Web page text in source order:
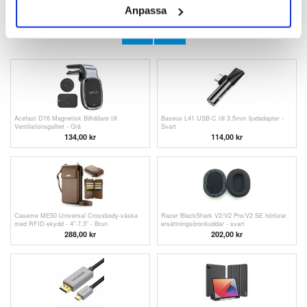
Anpassa
ANDRA KUNDER HAR OCKSÅ KÖPT
surfplatta - 10" - Röd
227,00 kr
MagSafe-kompatibelt - Klar
132,00kr
Acefast D16 Magnetisk Bilhållare till
Ventilationsgallret - Grå
134,00 kr
Baseus L41 USB-C till 3.5mm ljudadapter -
Svart
114,00 kr
Caseme ME50 Universal Crossbody-väska
med RFID-skydd - 4"-7.3" - Brun
288,00 kr
Razer BlackShark V2/V2 Pro/V2 SE hörlurar
ersättningsöronkuddar - svart
202,00 kr